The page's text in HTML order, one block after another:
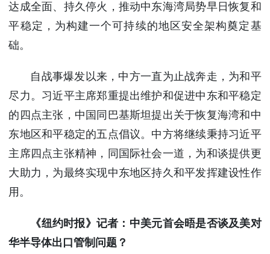
达成全面、持久停火，推动中东海湾局势早日恢复和
平稳定，为构建一个可持续的地区安全架构奠定基
础。
自战事爆发以来，中方一直为止战奔走，为和平
尽力。习近平主席郑重提出维护和促进中东和平稳定
的四点主张，中国同巴基斯坦提出关于恢复海湾和中
东地区和平稳定的五点倡议。中方将继续秉持习近平
主席四点主张精神，同国际社会一道，为和谈提供更
大助力，为最终实现中东地区持久和平发挥建设性作
用。
《纽约时报》记者：中美元首会晤是否谈及美对
华半导体出口管制问题？